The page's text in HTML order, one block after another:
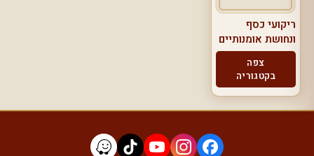
ריקועי כסף
ונחושת אומנותיים
צפה
בקטגוריה